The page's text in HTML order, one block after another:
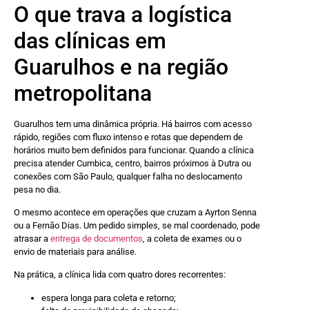
O que trava a logística
das clínicas em
Guarulhos e na região
metropolitana
Guarulhos tem uma dinâmica própria. Há bairros com acesso
rápido, regiões com fluxo intenso e rotas que dependem de
horários muito bem definidos para funcionar. Quando a clínica
precisa atender Cumbica, centro, bairros próximos à Dutra ou
conexões com São Paulo, qualquer falha no deslocamento
pesa no dia.
O mesmo acontece em operações que cruzam a Ayrton Senna
ou a Fernão Dias. Um pedido simples, se mal coordenado, pode
atrasar a entrega de documentos, a coleta de exames ou o
envio de materiais para análise.
Na prática, a clínica lida com quatro dores recorrentes:
espera longa para coleta e retorno;